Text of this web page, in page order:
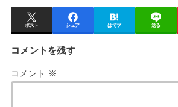
ポスト シェア はてブ 送る
コメントを残す
コメント ※